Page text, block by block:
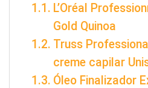
L’Oréal
Gold Quinoa
Truss
creme capilar
Óleo Finalizador